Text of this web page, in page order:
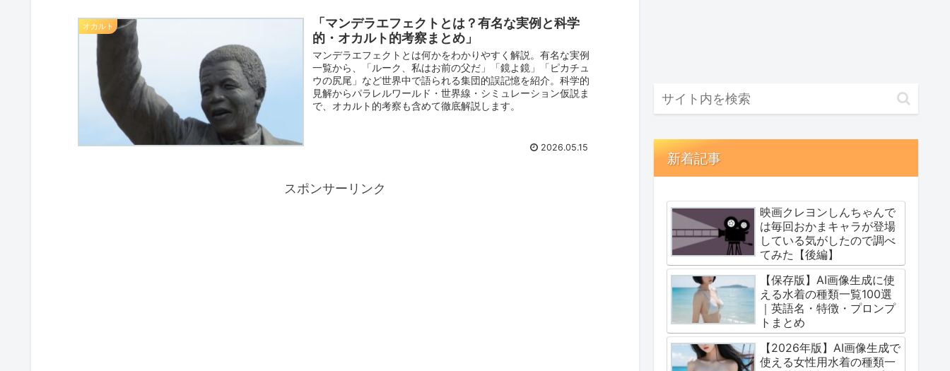
オカルト
「マンデラエフェクトとは？有名な実例と科学
的・オカルト的考察まとめ」
マンデラエフェクトとは何かをわかりやすく解説。有名な実例
一覧から、「ルーク、私はお前の父だ」「鏡よ鏡」「ピカチュ
ウの尻尾」など世界中で語られる集団的誤記憶を紹介。科学的
見解からパラレルワールド・世界線・シミュレーション仮説ま
で、オカルト的考察も含めて徹底解説します。
2026.05.15
スポンサーリンク
新着記事
映画クレヨンしんちゃんで
は毎回おかまキャラが登場
している気がしたので調べ
てみた【後編】
【保存版】AI画像生成に使
える水着の種類一覧100選
｜英語名・特徴・プロンプ
トまとめ
【2026年版】AI画像生成で
使える女性用水着の種類一